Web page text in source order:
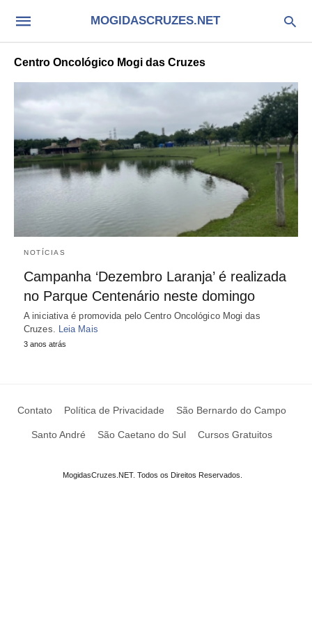
MOGIDASCRUZES.NET
Centro Oncológico Mogi das Cruzes
NOTÍCIAS
Campanha ‘Dezembro Laranja’ é realizada
no Parque Centenário neste domingo
A iniciativa é promovida pelo Centro Oncológico Mogi das
Cruzes. Leia Mais
3 anos atrás
Contato Política de Privacidade São Bernardo do Campo
Santo André São Caetano do Sul Cursos Gratuitos
MogidasCruzes.NET. Todos os Direitos Reservados.